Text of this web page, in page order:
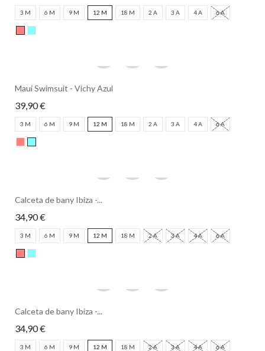
3 M 6 M 9 M 12 M 18 M 2 A 3 A 4 A 6 A
Maui Swimsuit - Vichy Azul
39,90 €
3 M 6 M 9 M 12 M 18 M 2 A 3 A 4 A 6 A
Calceta de bany Ibiza -...
34,90 €
3 M 6 M 9 M 12 M 18 M 2 A 3 A 4 A 6 A
Calceta de bany Ibiza -...
34,90 €
3 M 6 M 9 M 12 M 18 M 2 A 3 A 4 A 6 A